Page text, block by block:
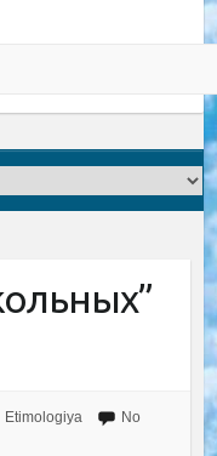
Etimologiya
No